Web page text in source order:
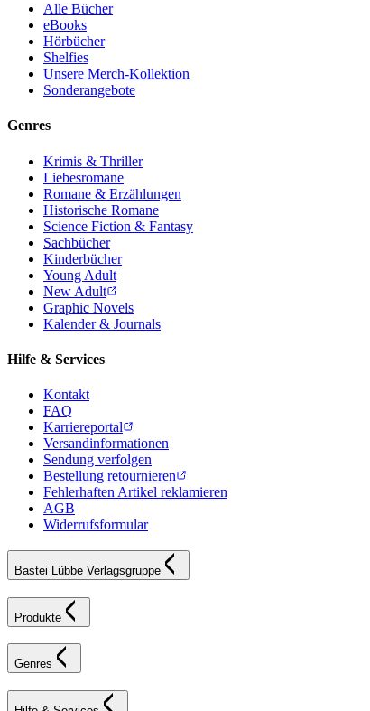
Alle Bücher
eBooks
Hörbücher
Shelfies
Unsere Merch-Kollektion
Sonderangebote
Genres
Krimis & Thriller
Liebesromane
Romane & Erzählungen
Historische Romane
Science Fiction & Fantasy
Sachbücher
Kinderbücher
Young Adult
New Adult
Graphic Novels
Kalender & Journals
Hilfe & Services
Kontakt
FAQ
Karriereportal
Versandinformationen
Sendung verfolgen
Bestellung retournieren
Fehlerhaften Artikel reklamieren
AGB
Widerrufsformular
Bastei Lübbe Verlagsgruppe
Produkte
Genres